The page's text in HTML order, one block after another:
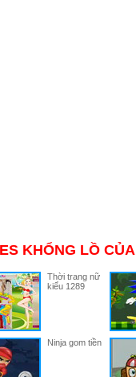
KHỔNG LỒ
Thời trang nữ
kiểu 1289
Ninja gom tiền